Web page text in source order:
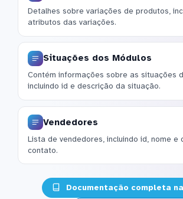
Detalhes sobre variações de produtos,
atributos das variações.
Situações dos Módulos
Contém informações sobre as situações
incluindo id e descrição da situação.
Vendedores
Lista de vendedores, incluindo id, nome e
contato.
Documentação completa